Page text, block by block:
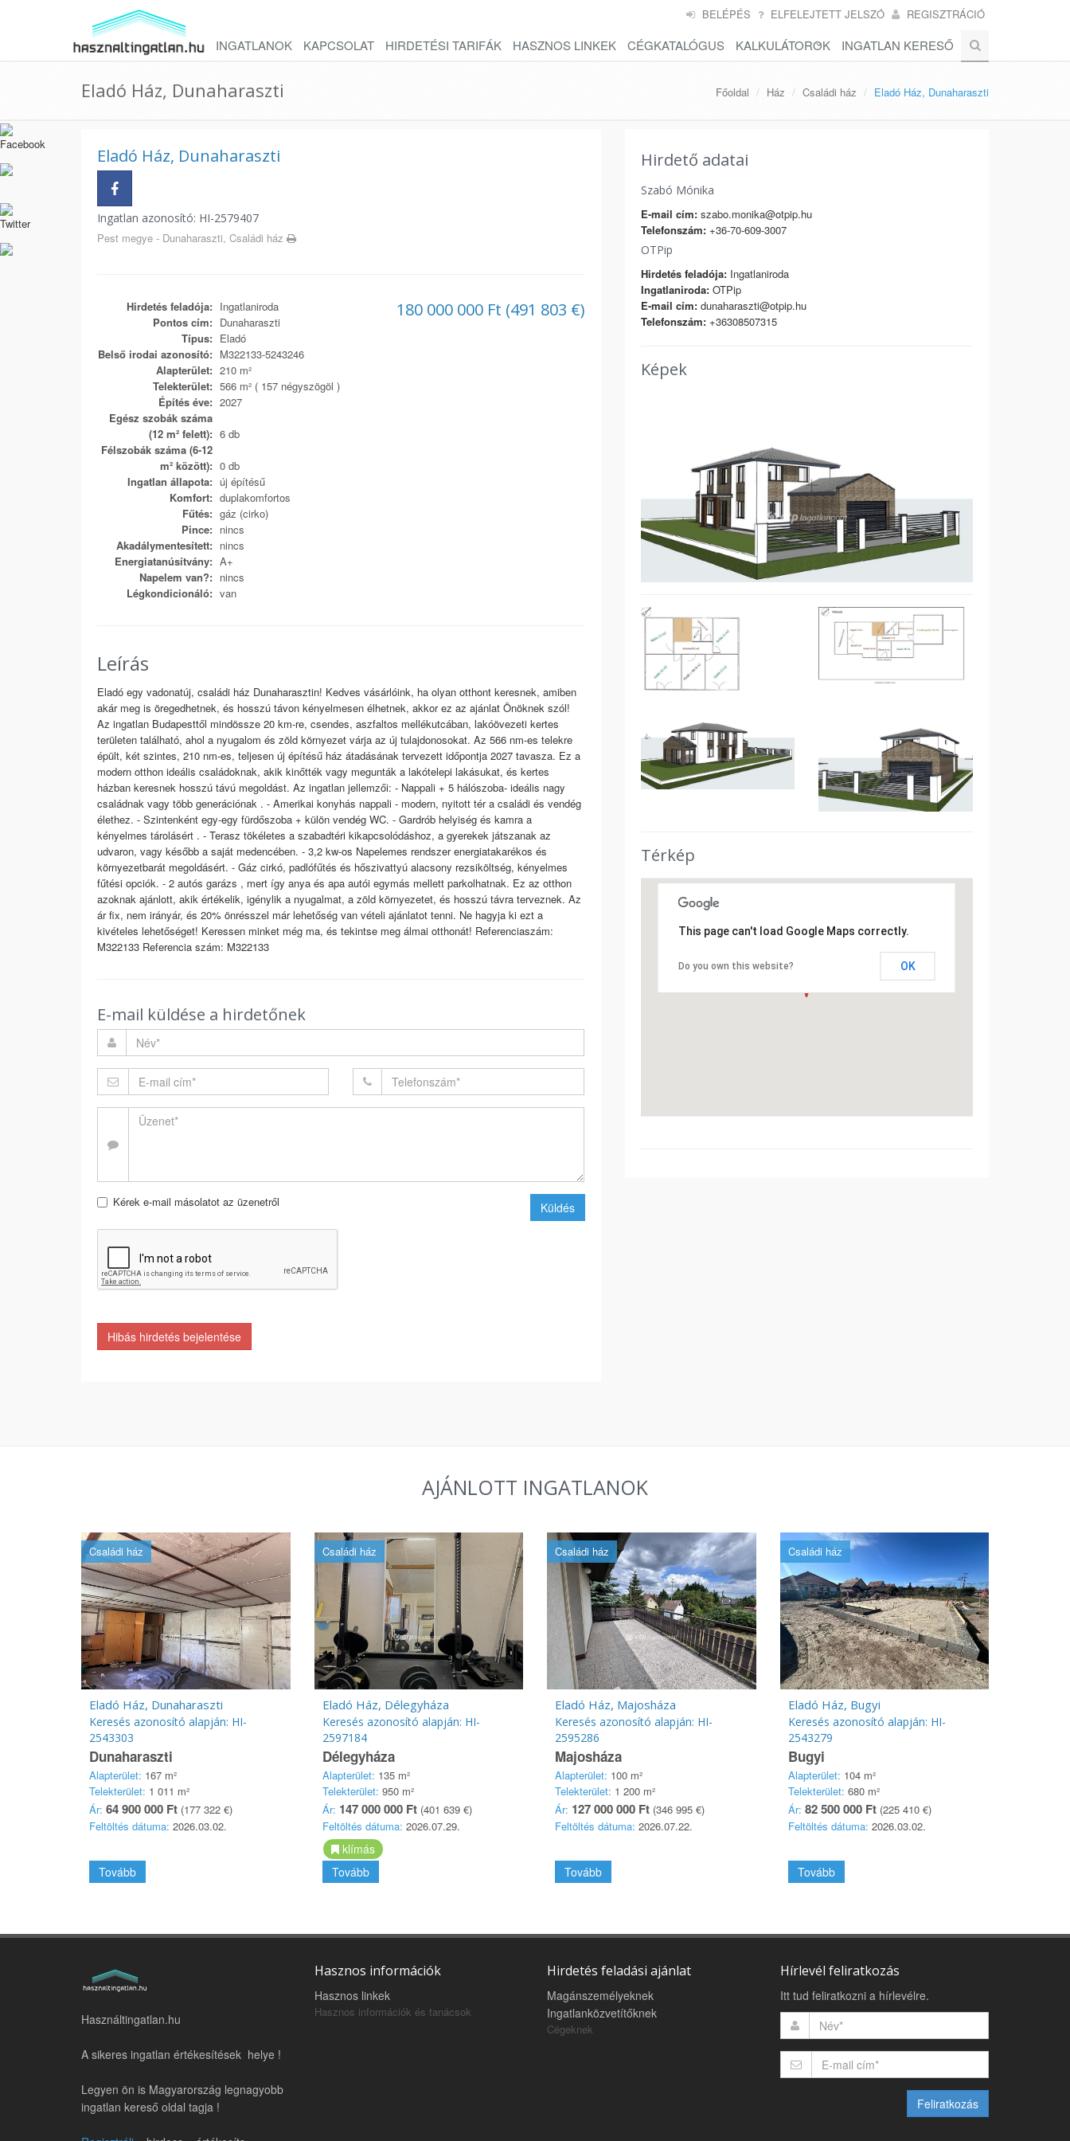
BELÉPÉS ELFELEJTETT JELSZÓ REGISZTRÁCIÓ
INGATLANOK KAPCSOLAT HIRDETÉSI TARIFÁK HASZNOS LINKEK CÉGKATALÓGUS KALKULÁTOROK INGATLAN KERESŐ
Eladó Ház, Dunaharaszti Főoldal Ház Családi ház Eladó Ház, Dunaharaszti
Eladó Ház, Dunaharaszti
Ingatlan azonosító: HI-2579407
Pest megye - Dunaharaszti, Családi ház
180 000 000 Ft (491 803 €)
Hirdetés feladója: Ingatlaniroda
Pontos cím: Dunaharaszti
Típus: Eladó
Belső irodai azonosító: M322133-5243246
Alapterület: 210 m²
Telekterület: 566 m² ( 157 négyszögöl )
Építés éve: 2027
Egész szobák száma
(12 m² felett): 6 db
Félszobák száma (6-12
m² között): 0 db
Ingatlan állapota: új építésű
Komfort: duplakomfortos
Fűtés: gáz (cirko)
Pince: nincs
Akadálymentesített: nincs
Energiatanúsítvány: A+
Napelem van?: nincs
Légkondicionáló: van
Leírás
Eladó egy vadonatúj, családi ház Dunaharasztin! Kedves vásárlóink, ha olyan otthont keresnek, amiben
akár meg is öregedhetnek, és hosszú távon kényelmesen élhetnek, akkor ez az ajánlat Önöknek szól!
Az ingatlan Budapesttől mindössze 20 km-re, csendes, aszfaltos mellékutcában, lakóövezeti kertes
területen található, ahol a nyugalom és zöld környezet várja az új tulajdonosokat. Az 566 nm-es telekre
épült, két szintes, 210 nm-es, teljesen új építésű ház átadásának tervezett időpontja 2027 tavasza. Ez a
modern otthon ideális családoknak, akik kinőtték vagy megunták a lakótelepi lakásukat, és kertes
házban keresnek hosszú távú megoldást. Az ingatlan jellemzői: - Nappali + 5 hálószoba- ideális nagy
családnak vagy több generációnak . - Amerikai konyhás nappali - modern, nyitott tér a családi és vendég
élethez. - Szintenként egy-egy fürdőszoba + külön vendég WC. - Gardrób helyiség és kamra a
kényelmes tárolásért . - Terasz tökéletes a szabadtéri kikapcsolódáshoz, a gyerekek játszanak az
udvaron, vagy később a saját medencében. - 3,2 kw-os Napelemes rendszer energiatakarékos és
környezetbarát megoldásért. - Gáz cirkó, padlófűtés és hőszivattyú alacsony rezsiköltség, kényelmes
fűtési opciók. - 2 autós garázs , mert így anya és apa autói egymás mellett parkolhatnak. Ez az otthon
azoknak ajánlott, akik értékelik, igénylik a nyugalmat, a zöld környezetet, és hosszú távra terveznek. Az
ár fix, nem irányár, és 20% önrésszel már lehetőség van vételi ajánlatot tenni. Ne hagyja ki ezt a
kivételes lehetőséget! Keressen minket még ma, és tekintse meg álmai otthonát! Referenciaszám:
M322133 Referencia szám: M322133
E-mail küldése a hirdetőnek
Kérek e-mail másolatot az üzenetről Küldés
Hibás hirdetés bejelentése
Hirdető adatai
Szabó Mónika
E-mail cím:szabo.monika@otpip.hu
Telefonszám:+36-70-609-3007
OTPip
Hirdetés feladója:Ingatlaniroda
Ingatlaniroda:OTPip
E-mail cím:dunaharaszti@otpip.hu
Telefonszám:+36308507315
Képek
Térkép
This page can't load Google Maps correctly.
Do you own this website? OK
AJÁNLOTT INGATLANOK
Családi ház
Eladó Ház, Dunaharaszti
Keresés azonosító alapján: HI-
2543303
Dunaharaszti
Alapterület: 167 m²
Telekterület: 1 011 m²
Ár: 64 900 000 Ft (177 322 €)
Feltöltés dátuma: 2026.03.02.
Tovább
Családi ház
Eladó Ház, Délegyháza
Keresés azonosító alapján: HI-
2597184
Délegyháza
Alapterület: 135 m²
Telekterület: 950 m²
Ár: 147 000 000 Ft(401 639 €)
Feltöltés dátuma: 2026.07.29.
klímás
Tovább
Családi ház
Eladó Ház, Majosháza
Keresés azonosító alapján: HI-
2595286
Majosháza
Alapterület: 100 m²
Telekterület: 1 200 m²
Ár: 127 000 000 Ft (346 995 €)
Feltöltés dátuma: 2026.07.22.
Tovább
Családi ház
Eladó Ház, Bugyi
Keresés azonosító alapján: HI-
2543279
Bugyi
Alapterület: 104 m²
Telekterület: 680 m²
Ár: 82 500 000 Ft(225 410 €)
Feltöltés dátuma: 2026.03.02.
Tovább
Használtingatlan.hu
A sikeres ingatlan értékesítések helye !
Legyen ön is Magyarország legnagyobb
ingatlan kereső oldal tagja !
Hasznos információk
Hasznos linkek
Hasznos információk és tanácsok
Hirdetés feladási ajánlat
Magánszemélyeknek
Ingatlanközvetítőknek
Cégeknek
Hírlevél feliratkozás
Itt tud feliratkozni a hírlevélre.
Feliratkozás